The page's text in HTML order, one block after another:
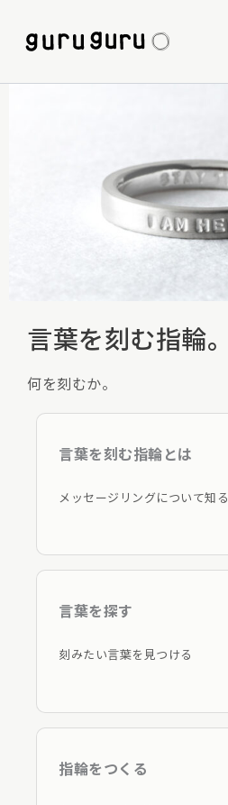
言葉を刻む指輪。
何を刻むか。
言葉を刻む指輪とは
メッセージリングについて知る
言葉を探す
刻みたい言葉を見つける
指輪をつくる